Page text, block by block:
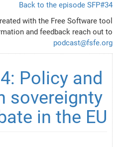
Back to the episode SFP#34
with the Free Software tool
and feedback reach out to
podcast@fsfe.org
Policy and
sovereignty
in the EU